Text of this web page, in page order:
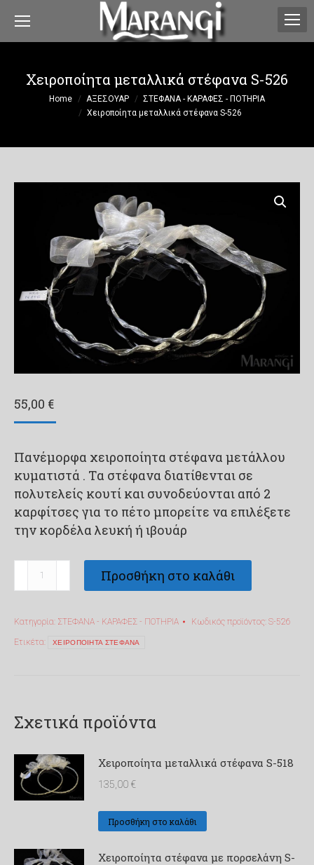
Χειροποίητα μεταλλικά στέφανα S-526
You are here:
Home ΑΞΕΣΟΥΑΡ
ΣΤΕΦΑΝΑ - ΚΑΡΑΦΕΣ - ΠΟΤΗΡΙΑ
Χειροποίητα μεταλλικά στέφανα S-526
55,00 €
Πανέμορφα χειροποίητα στέφανα μετάλλου
κυματιστά . Tα στέφανα διατίθενται σε
πολυτελείς κουτί και συνοδεύονται από 2
καρφίτσες για το πέτο μπορείτε να επιλέξετε
την κορδέλα λευκή ή ιβουάρ
S-
526
Προσθήκη στο καλάθι
Κατηγορία: ΣΤΕΦΑΝΑ - ΚΑΡΑΦΕΣ - ΠΟΤΗΡΙΑ Κωδικός προϊόντος: S-526
Ετικέτα: ΧΕΙΡΟΠΟΙΗΤΑ ΣΤΕΦΑΝΑ
Σχετικά προϊόντα
Χειροποίητα μεταλλικά στέφανα S-518
135,00 €
Προσθήκη στο καλάθι
Χειροποίητα στέφανα με πορσελάνη S-